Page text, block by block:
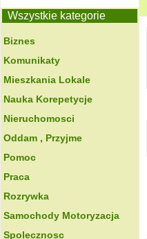
Wszystkie kategorie
Biznes
Komunikaty
Mieszkania Lokale
Nauka Korepetycje
Nieruchomosci
Oddam , Przyjme
Pomoc
Praca
Rozrywka
Samochody Motoryzacja
Spolecznosc